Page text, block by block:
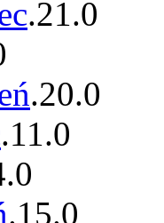
.21.0
.20.0
.11.0
.0
.15.0